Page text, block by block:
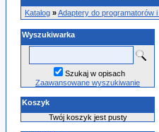
Katalog »Adaptery do programatorów
Wyszukiwarka
Szukaj w opisach
Zaawansowane wyszukiwanie
Koszyk
Twój koszyk jest pusty